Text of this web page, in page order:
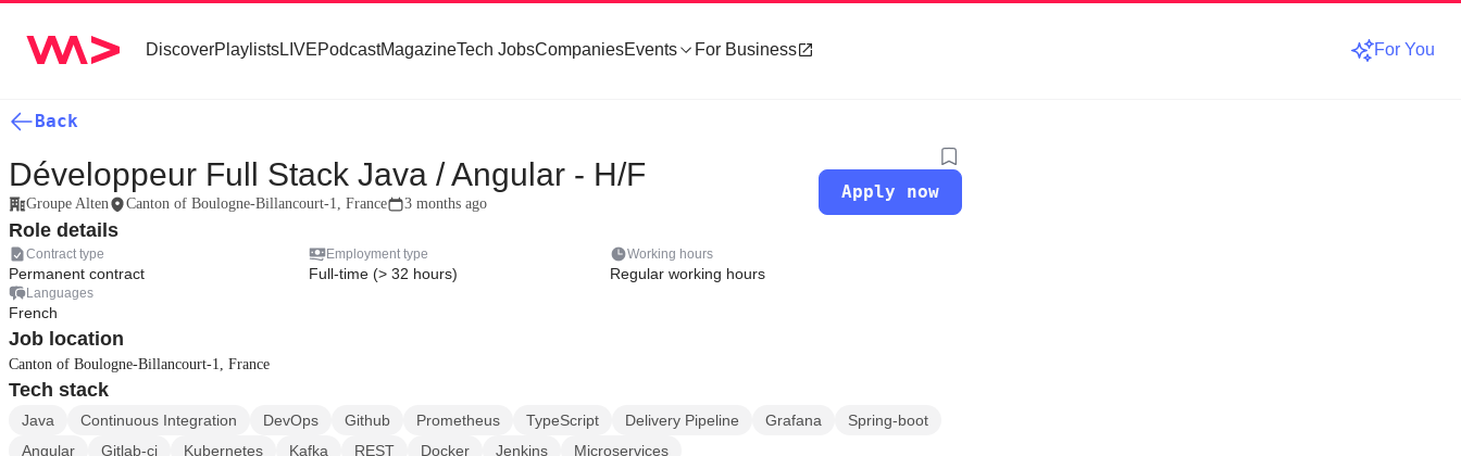
DiscoverPlaylistsLIVEPodcastMagazineTech JobsCompaniesEvents For Business For You
Back
Développeur Full Stack Java / Angular - H/F
Groupe Alten Canton of Boulogne-Billancourt-1, France 3 months ago
Apply now
Role details
Contract type
Permanent contract
Employment type
Full-time (> 32 hours)
Working hours
Regular working hours
Languages
French
Job location
Canton of Boulogne-Billancourt-1, France
Tech stack
Java Continuous Integration DevOps Github Prometheus TypeScript Delivery Pipeline Grafana
Spring-boot
Angular
Gitlab-ci Kubernetes Kafka REST Docker Jenkins Microservices